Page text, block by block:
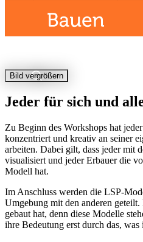
Bild vergrößern
Jeder für sich und
Zu Beginn des Workshops hat
konzentriert und kreativ an seiner
arbeiten. Dabei gilt, dass jeder mit
visualisiert und jeder Erbauer die
Modell hat.
Im Anschluss werden die LSP-
Umgebung mit den anderen
gebaut hat, denn diese Modelle
ihre Bedeutung erst durch das,